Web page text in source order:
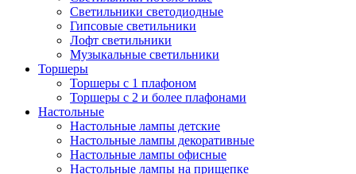
Светильники светодиодные
Гипсовые светильники
Лофт светильники
Музыкальные светильники
Торшеры
Торшеры с 1 плафоном
Торшеры с 2 и более плафонами
Настольные
Настольные лампы детские
Настольные лампы декоративные
Настольные лампы офисные
Настольные лампы на прищепке